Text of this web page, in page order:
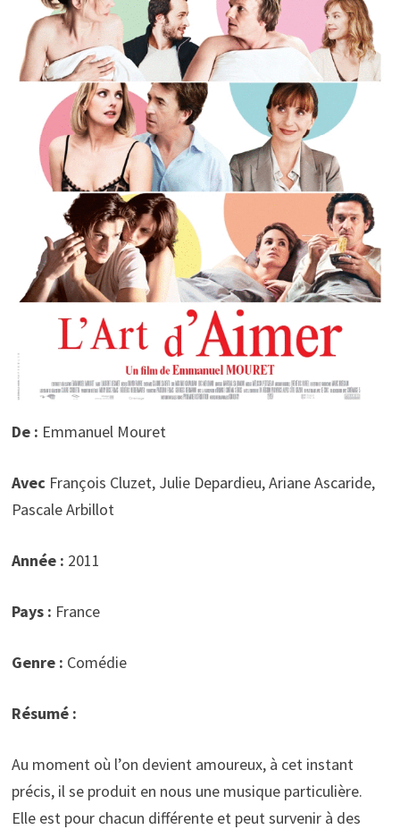
De : Emmanuel Mouret
Avec François Cluzet, Julie Depardieu, Ariane Ascaride,
Pascale Arbillot
Année : 2011
Pays : France
Genre : Comédie
Résumé :
Au moment où l’on devient amoureux, à cet instant
précis, il se produit en nous une musique particulière.
Elle est pour chacun différente et peut survenir à des